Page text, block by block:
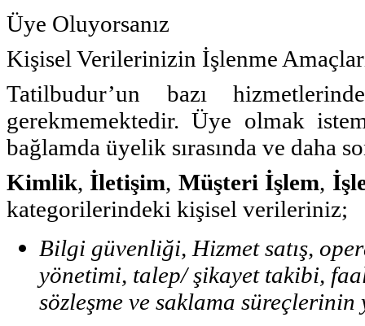
Üye Oluyorsanız
Kişisel Verilerinizin İşlenme
Tatilbudur’un bazı
gerekmemektedir. Üye olmak
bağlamda üyelik sırasında ve daha
Kimlik, İletişim, Müşteri İşlem,
kategorilerindeki kişisel verileriniz;
Bilgi güvenliği, Hizmet satış,
yönetimi, talep/ şikayet takibi,
sözleşme ve saklama